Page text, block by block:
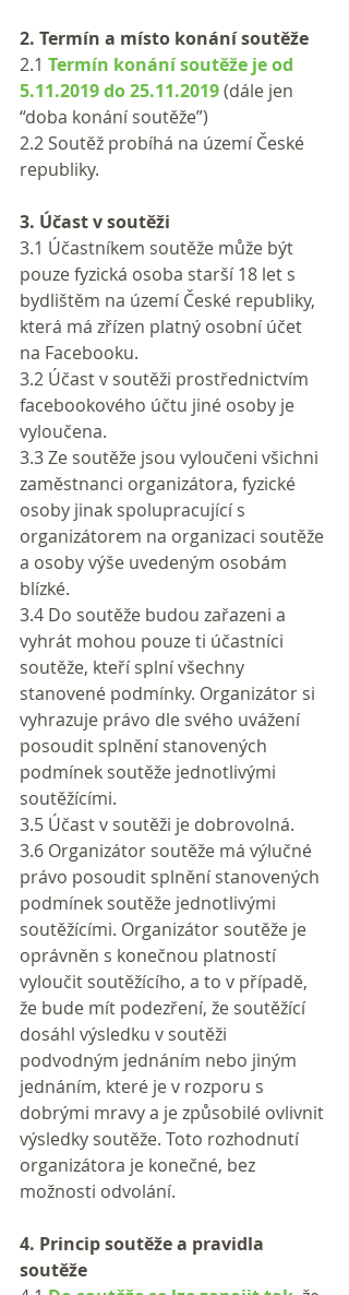
2. Termín a místo konání soutěže
2.1 Termín konání soutěže je od
5.11.2019 do 25.11.2019 (dále jen
“doba konání soutěže”)
2.2 Soutěž probíhá na území České
republiky.
3. Účast v soutěži
3.1 Účastníkem soutěže může být
pouze fyzická osoba starší 18 let s
bydlištěm na území České republiky,
která má zřízen platný osobní účet
na Facebooku.
3.2 Účast v soutěži prostřednictvím
facebookového účtu jiné osoby je
vyloučena.
3.3 Ze soutěže jsou vyloučeni všichni
zaměstnanci organizátora, fyzické
osoby jinak spolupracující s
organizátorem na organizaci soutěže
a osoby výše uvedeným osobám
blízké.
3.4 Do soutěže budou zařazeni a
vyhrát mohou pouze ti účastníci
soutěže, kteří splní všechny
stanovené podmínky. Organizátor si
vyhrazuje právo dle svého uvážení
posoudit splnění stanovených
podmínek soutěže jednotlivými
soutěžícími.
3.5 Účast v soutěži je dobrovolná.
3.6 Organizátor soutěže má výlučné
právo posoudit splnění stanovených
podmínek soutěže jednotlivými
soutěžícími. Organizátor soutěže je
oprávněn s konečnou platností
vyloučit soutěžícího, a to v případě,
že bude mít podezření, že soutěžící
dosáhl výsledku v soutěži
podvodným jednáním nebo jiným
jednáním, které je v rozporu s
dobrými mravy a je způsobilé ovlivnit
výsledky soutěže. Toto rozhodnutí
organizátora je konečné, bez
možnosti odvolání.
4. Princip soutěže a pravidla
soutěže